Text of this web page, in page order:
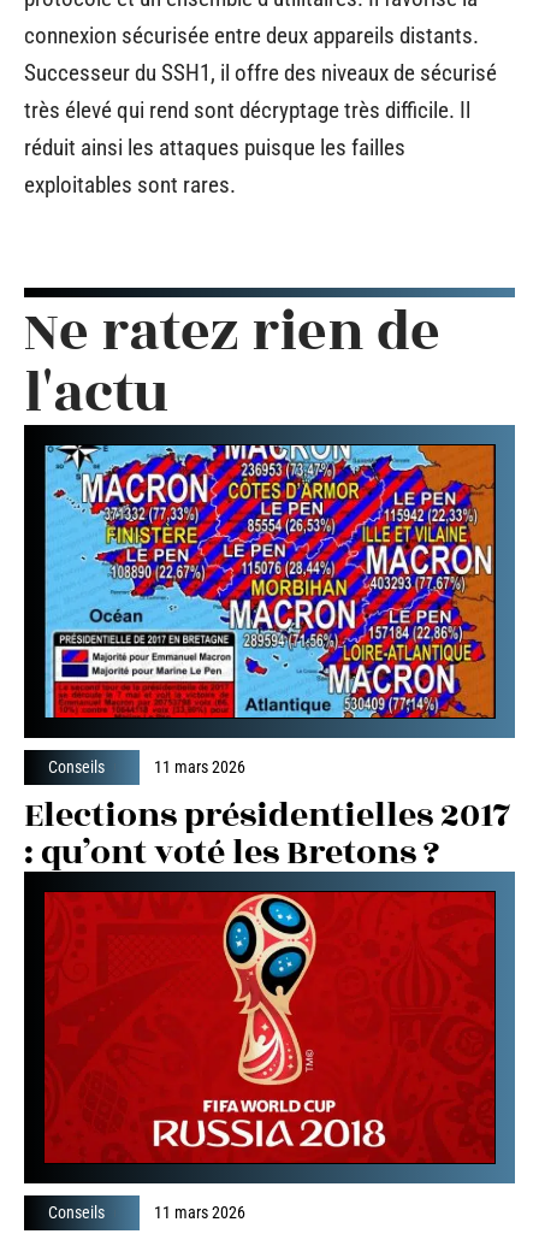
connexion sécurisée entre deux appareils distants.
Successeur du SSH1, il offre des niveaux de sécurisé
très élevé qui rend sont décryptage très difficile. Il
réduit ainsi les attaques puisque les failles
exploitables sont rares.
Ne ratez rien de
l'actu
Conseils 11 mars 2026
Elections présidentielles 2017
: qu’ont voté les Bretons ?
Conseils 11 mars 2026